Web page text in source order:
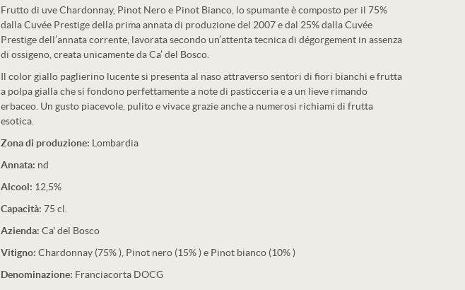
Frutto di uve Chardonnay, Pinot Nero e Pinot Bianco, lo spumante è composto per il 75%
dalla Cuvée Prestige della prima annata di produzione del 2007 e dal 25% dalla Cuvée
Prestige dell’annata corrente, lavorata secondo un’attenta tecnica di dégorgement in assenza
di ossigeno, creata unicamente da Ca’ del Bosco.
Il color giallo paglierino lucente si presenta al naso attraverso sentori di fiori bianchi e frutta
a polpa gialla che si fondono perfettamente a note di pasticceria e a un lieve rimando
erbaceo. Un gusto piacevole, pulito e vivace grazie anche a numerosi richiami di frutta
esotica.
Zona di produzione: Lombardia
Annata: nd
Alcool: 12,5%
Capacità: 75 cl.
Azienda: Ca' del Bosco
Vitigno: Chardonnay (75% ), Pinot nero (15% ) e Pinot bianco (10% )
Denominazione: Franciacorta DOCG